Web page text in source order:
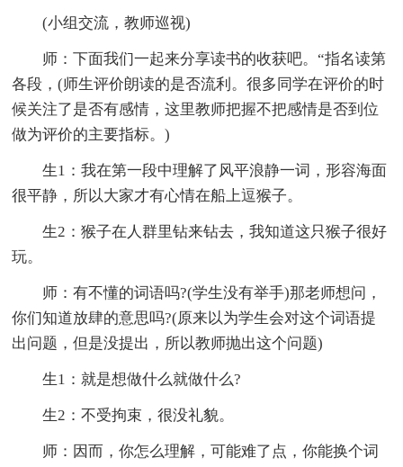
(小组交流，教师巡视)
师：下面我们一起来分享读书的收获吧。“指名读第
各段，(师生评价朗读的是否流利。很多同学在评价的时
候关注了是否有感情，这里教师把握不把感情是否到位
做为评价的主要指标。)
生1：我在第一段中理解了风平浪静一词，形容海面
很平静，所以大家才有心情在船上逗猴子。
生2：猴子在人群里钻来钻去，我知道这只猴子很好
玩。
师：有不懂的词语吗?(学生没有举手)那老师想问，
你们知道放肆的意思吗?(原来以为学生会对这个词语提
出问题，但是没提出，所以教师抛出这个问题)
生1：就是想做什么就做什么?
生2：不受拘束，很没礼貌。
师：因而，你怎么理解，可能难了点，你能换个词